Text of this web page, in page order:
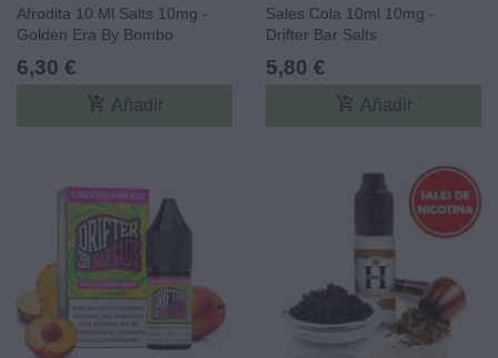
Afrodita 10 Ml Salts 10mg -
Golden Era By Bombo
6,30 €
add_shopping_cart Añadir
Sales Cola 10ml 10mg -
Drifter Bar Salts
5,80 €
add_shopping_cart Añadir